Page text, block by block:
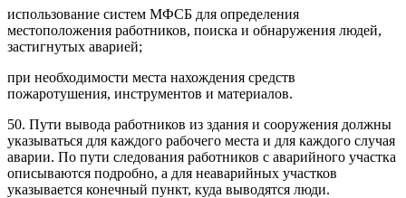
использование систем МФСБ для определения
местоположения работников, поиска и обнаружения людей,
застигнутых аварией;
при необходимости места нахождения средств
пожаротушения, инструментов и материалов.
50. Пути вывода работников из здания и сооружения должны
указываться для каждого рабочего места и для каждого случая
аварии. По пути следования работников с аварийного участка
описываются подробно, а для неаварийных участков
указывается конечный пункт, куда выводятся люди.